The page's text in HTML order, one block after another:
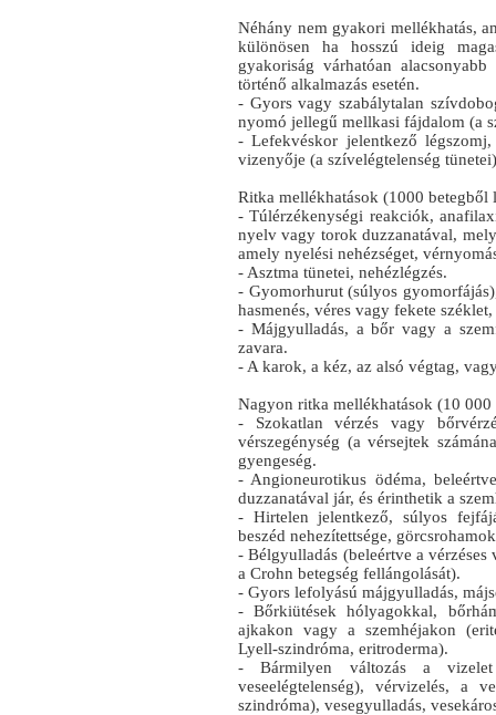
Néhány nem gyakori mellékhatás,
különösen ha hosszú ideig
gyakoriság várhatóan
történő alkalmazás esetén.
- Gyors vagy szabálytalan
nyomó jellegű mellkasi fájdalom (a
- Lefekvéskor jelentkező
vizenyője (a szívelégtelenség
Ritka mellékhatások (1000 betegből
- Túlérzékenységi reakciók,
nyelv vagy torok duzzanatával,
amely nyelési nehézséget,
- Asztma tünetei, nehézlégzés.
- Gyomorhurut (súlyos
hasmenés, véres vagy fekete
- Májgyulladás, a bőr vagy a
zavara.
- A karok, a kéz, az alsó végtag,
Nagyon ritka mellékhatások (10
- Szokatlan vérzés vagy
vérszegénység (a vérsejtek
gyengeség.
- Angioneurotikus ödéma,
duzzanatával jár, és érinthetik a
- Hirtelen jelentkező, súlyos
beszéd nehezítettsége,
- Bélgyulladás (beleértve a
a Crohn betegség fellángolását).
- Gyors lefolyású májgyulladás,
- Bőrkiütések hólyagokkal,
ajkakon vagy a szemhéjakon
Lyell-szindróma, eritroderma).
- Bármilyen változás a vizelet
veseelégtelenség), vérvizelés, a
szindróma), vesegyulladás,